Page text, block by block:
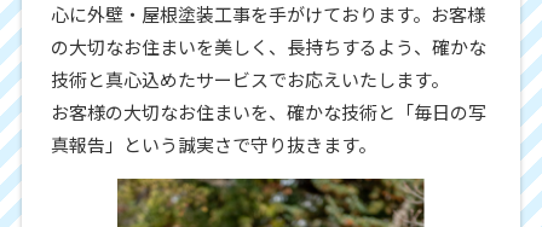
心に外壁・屋根塗装工事を手がけております。お客様
の大切なお住まいを美しく、長持ちするよう、確かな
技術と真心込めたサービスでお応えいたします。
お客様の大切なお住まいを、確かな技術と「毎日の写
真報告」という誠実さで守り抜きます。